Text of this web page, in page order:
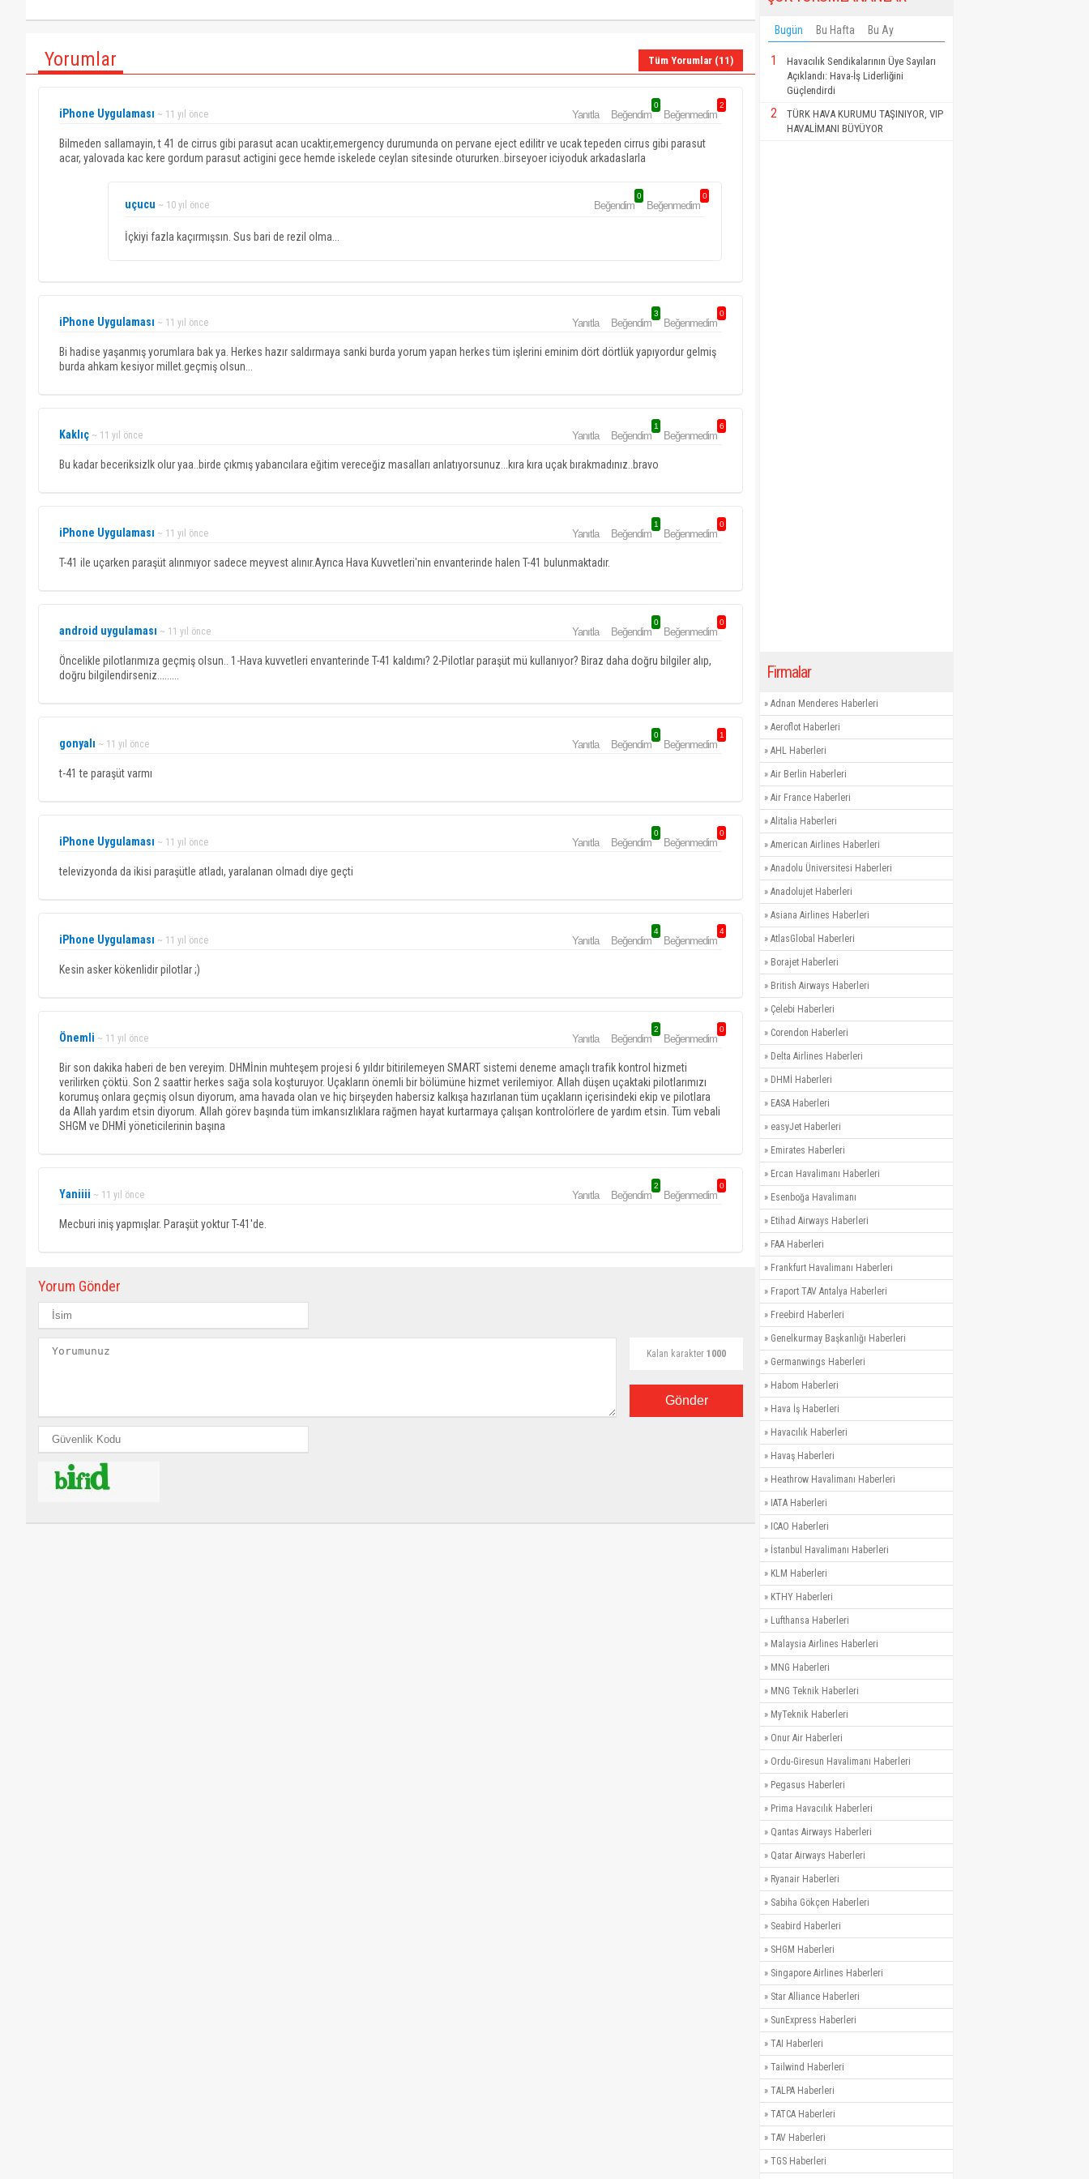
Yorumlar Tüm Yorumlar (11)
iPhone Uygulaması ~ 11 yıl önce Yanıtla Beğendim
0
Beğenmedim
2
Bilmeden sallamayin, t 41 de cirrus gibi parasut acan ucaktir,emergency durumunda on pervane eject edilitr ve ucak tepeden cirrus gibi parasut
acar, yalovada kac kere gordum parasut actigini gece hemde iskelede ceylan sitesinde otururken..birseyoer iciyoduk arkadaslarla
uçucu ~ 10 yıl önce Beğendim
0
Beğenmedim
0
İçkiyi fazla kaçırmışsın. Sus bari de rezil olma...
iPhone Uygulaması ~ 11 yıl önce Yanıtla Beğendim
3
Beğenmedim
0
Bi hadise yaşanmış yorumlara bak ya. Herkes hazır saldırmaya sanki burda yorum yapan herkes tüm işlerini eminim dört dörtlük yapıyordur gelmiş
burda ahkam kesiyor millet.geçmiş olsun...
Kaklıç ~ 11 yıl önce Yanıtla Beğendim
1
Beğenmedim
6
Bu kadar beceriksizlk olur yaa..birde çıkmış yabancılara eğitim vereceğiz masalları anlatıyorsunuz...kıra kıra uçak bırakmadınız..bravo
iPhone Uygulaması ~ 11 yıl önce Yanıtla Beğendim
1
Beğenmedim
0
T-41 ile uçarken paraşüt alınmıyor sadece meyvest alınır.Ayrıca Hava Kuvvetleri'nin envanterinde halen T-41 bulunmaktadır.
android uygulaması ~ 11 yıl önce Yanıtla Beğendim
0
Beğenmedim
0
Öncelikle pilotlarımıza geçmiş olsun.. 1-Hava kuvvetleri envanterinde T-41 kaldımı? 2-Pilotlar paraşüt mü kullanıyor? Biraz daha doğru bilgiler alıp,
doğru bilgilendirseniz.........
gonyalı ~ 11 yıl önce Yanıtla Beğendim
0
Beğenmedim
1
t-41 te paraşüt varmı
iPhone Uygulaması ~ 11 yıl önce Yanıtla Beğendim
0
Beğenmedim
0
televizyonda da ikisi paraşütle atladı, yaralanan olmadı diye geçti
iPhone Uygulaması ~ 11 yıl önce Yanıtla Beğendim
4
Beğenmedim
4
Kesin asker kökenlidir pilotlar ;)
Önemli ~ 11 yıl önce Yanıtla Beğendim
2
Beğenmedim
0
Bir son dakika haberi de ben vereyim. DHMİnin muhteşem projesi 6 yıldır bitirilemeyen SMART sistemi deneme amaçlı trafik kontrol hizmeti
verilirken çöktü. Son 2 saattir herkes sağa sola koşturuyor. Uçakların önemli bir bölümüne hizmet verilemiyor. Allah düşen uçaktaki pilotlarımızı
korumuş onlara geçmiş olsun diyorum, ama havada olan ve hiç birşeyden habersiz kalkışa hazırlanan tüm uçakların içerisindeki ekip ve pilotlara
da Allah yardım etsin diyorum. Allah görev başında tüm imkansızlıklara rağmen hayat kurtarmaya çalışan kontrolörlere de yardım etsin. Tüm vebali
SHGM ve DHMİ yöneticilerinin başına
Yaniiii ~ 11 yıl önce Yanıtla Beğendim
2
Beğenmedim
0
Mecburi iniş yapmışlar. Paraşüt yoktur T-41'de.
Yorum Gönder
Kalan karakter 1000
Gönder
Bugün Bu Hafta Bu Ay
1
Havacılık Sendikalarının Üye Sayıları
Açıklandı: Hava-İş Liderliğini
Güçlendirdi
2
TÜRK HAVA KURUMU TAŞINIYOR, VIP
HAVALİMANI BÜYÜYOR
Firmalar
» Adnan Menderes Haberleri
» Aeroflot Haberleri
» AHL Haberleri
» Air Berlin Haberleri
» Air France Haberleri
» Alitalia Haberleri
» American Airlines Haberleri
» Anadolu Üniversitesi Haberleri
» Anadolujet Haberleri
» Asiana Airlines Haberleri
» AtlasGlobal Haberleri
» Borajet Haberleri
» British Airways Haberleri
» Çelebi Haberleri
» Corendon Haberleri
» Delta Airlines Haberleri
» DHMİ Haberleri
» EASA Haberleri
» easyJet Haberleri
» Emirates Haberleri
» Ercan Havalimanı Haberleri
» Esenboğa Havalimanı
» Etihad Airways Haberleri
» FAA Haberleri
» Frankfurt Havalimanı Haberleri
» Fraport TAV Antalya Haberleri
» Freebird Haberleri
» Genelkurmay Başkanlığı Haberleri
» Germanwings Haberleri
» Habom Haberleri
» Hava İş Haberleri
» Havacılık Haberleri
» Havaş Haberleri
» Heathrow Havalimanı Haberleri
» IATA Haberleri
» ICAO Haberleri
» İstanbul Havalimanı Haberleri
» KLM Haberleri
» KTHY Haberleri
» Lufthansa Haberleri
» Malaysia Airlines Haberleri
» MNG Haberleri
» MNG Teknik Haberleri
» MyTeknik Haberleri
» Onur Air Haberleri
» Ordu-Giresun Havalimanı Haberleri
» Pegasus Haberleri
» Prima Havacılık Haberleri
» Qantas Airways Haberleri
» Qatar Airways Haberleri
» Ryanair Haberleri
» Sabiha Gökçen Haberleri
» Seabird Haberleri
» SHGM Haberleri
» Singapore Airlines Haberleri
» Star Alliance Haberleri
» SunExpress Haberleri
» TAI Haberleri
» Tailwind Haberleri
» TALPA Haberleri
» TATCA Haberleri
» TAV Haberleri
» TGS Haberleri